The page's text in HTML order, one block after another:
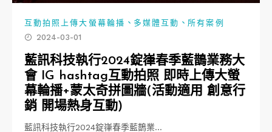
互動拍照上傳大螢幕輪播 、 多媒體互動 、 所有案例
2024-03-01
藍訊科技執行2024錠嵂春季藍鵲業務大
會 IG hashtag互動拍照 即時上傳大螢
幕輪播+蒙太奇拼圖牆(活動適用 創意行
銷 開場熱身互動)
藍訊科技執行2024錠嵂春季藍鵲業…